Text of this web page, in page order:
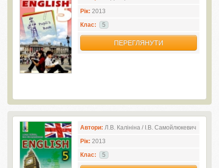
Рік: 2013
Клас:
5
ПЕРЕГЛЯНУТИ
Автори: Л.В. Калініна / І.В. Самойлюкевич
Рік: 2013
Клас:
5